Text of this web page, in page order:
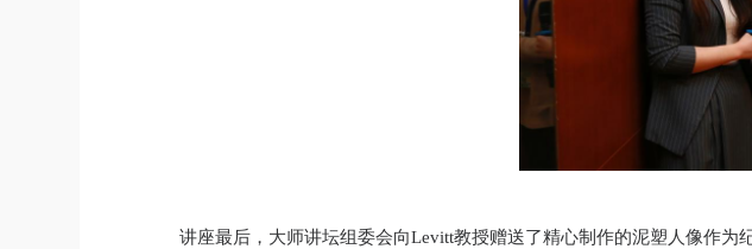
讲座最后，大师讲坛组委会向Levitt教授赠送了精心制作的泥塑人像作为